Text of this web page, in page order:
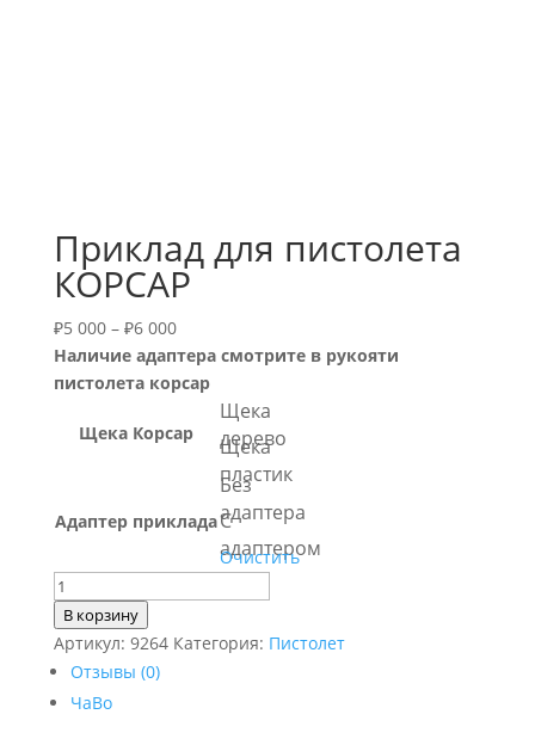
Приклад для пистолета
КОРСАР
₽5 000– ₽6 000
Наличие адаптера смотрите в рукояти
пистолета корсар
Щека Корсар
Щека
дерево
Щека
пластик
Адаптер приклада
Без
адаптера
С
адаптером
Очистить
Количество
товара
Приклад
для
пистолета
В корзину
Артикул: 9264 Категория: Пистолет
Отзывы (0)
ЧаВо